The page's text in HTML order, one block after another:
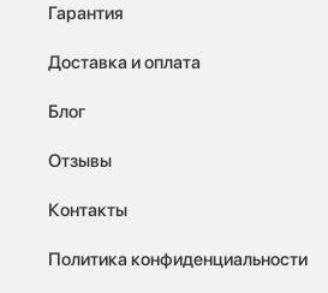
Гарантия
Доставка и оплата
Блог
Отзывы
Контакты
Политика конфиденциальности